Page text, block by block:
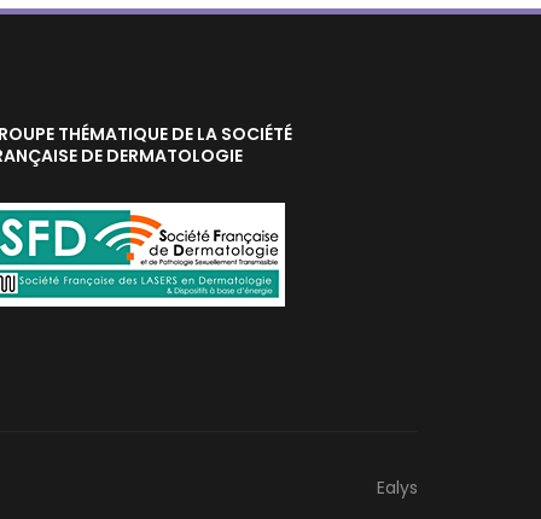
THÉMATIQUE DE LA SOCIÉTÉ
DE DERMATOLOGIE
Ealys